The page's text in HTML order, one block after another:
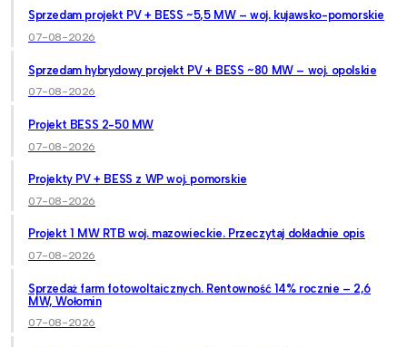
Sprzedam projekt PV + BESS ~5,5 MW – woj. kujawsko-pomorskie
07-08-2026
Sprzedam hybrydowy projekt PV + BESS ~80 MW – woj. opolskie
07-08-2026
Projekt BESS 2-50 MW
07-08-2026
Projekty PV + BESS z WP woj. pomorskie
07-08-2026
Projekt 1 MW RTB woj. mazowieckie. Przeczytaj dokładnie opis
07-08-2026
Sprzedaż farm fotowoltaicznych. Rentowność 14% rocznie – 2,6
MW, Wołomin
07-08-2026